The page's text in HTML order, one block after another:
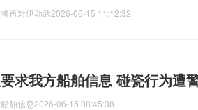
再对伊动武2026-06-15 11:12:32
求我方船舶信息 碰瓷行为遭
舶信息2026-06-15 08:45:38